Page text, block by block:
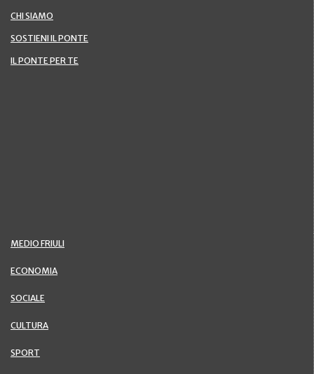
CHI SIAMO
SOSTIENI IL PONTE
IL PONTE PER TE
MEDIO FRIULI
ECONOMIA
SOCIALE
CULTURA
SPORT